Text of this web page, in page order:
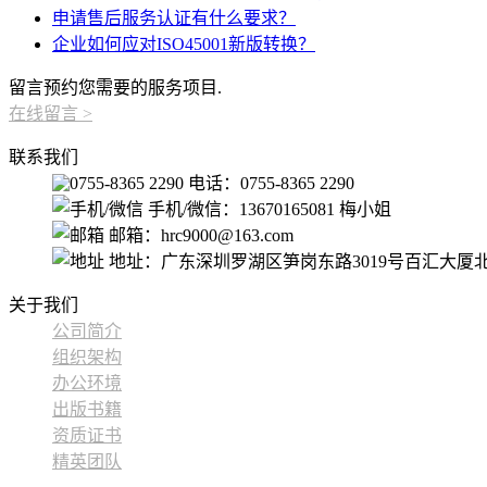
申请售后服务认证有什么要求？
企业如何应对ISO45001新版转换？
留言预约您需要的服务项目.
在线留言 >
联系我们
电话：0755-8365 2290
手机/微信：13670165081 梅小姐
邮箱：hrc9000@163.com
地址：广东深圳罗湖区笋岗东路3019号百汇大厦
关于我们
公司简介
组织架构
办公环境
出版书籍
资质证书
精英团队